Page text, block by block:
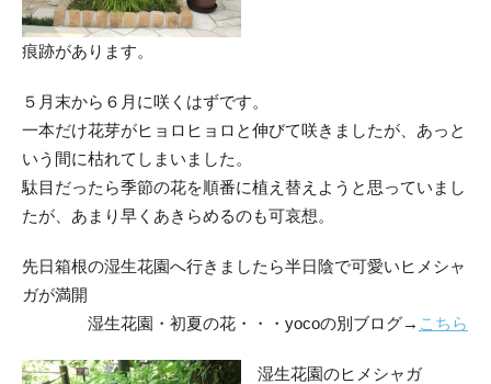
痕跡があります。
５月末から６月に咲くはずです。
一本だけ花芽がヒョロヒョロと伸びて咲きましたが、あっと
いう間に枯れてしまいました。
駄目だったら季節の花を順番に植え替えようと思っていまし
たが、あまり早くあきらめるのも可哀想。
先日箱根の湿生花園へ行きましたら半日陰で可愛いヒメシャ
ガが満開
湿生花園・初夏の花・・・yocoの別ブログ→ こちら
湿生花園のヒメシャガ